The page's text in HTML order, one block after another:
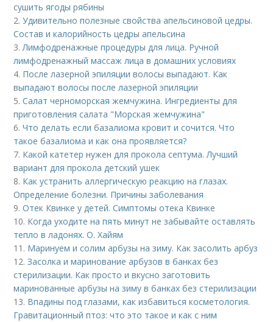
сушить ягоды рябины
2.Удивительно полезные свойства апельсиновой цедры.
Состав и калорийность цедры апельсина
3.Лимфодренажные процедуры для лица. Ручной
лимфодренажный массаж лица в домашних условиях
4. После лазерной эпиляции волосы выпадают. Как
выпадают волосы после лазерной эпиляции
5.Салат черноморская жемчужина. Ингредиенты для
приготовления салата "Морская жемчужина"
6.Что делать если базалиома кровит и сочится. Что
такое базалиома и как она проявляется?
7. Какой катетер нужен для прокола септума. Лучший
вариант для прокола детский ушек
8. Как устранить аллергическую реакцию на глазах.
Определение болезни. Причины заболевания
9.Отек Квинке у детей. Симптомы отека Квинке
10. Когда уходите на пять минут не забывайте оставлять
тепло в ладонях. О. Хайям
11. Маринуем и солим арбузы на зиму. Как засолить арбуз
12.Засолка и маринование арбузов в банках без
стерилизации. Как просто и вкусно заготовить
маринованные арбузы на зиму в банках без стерилизации
13. Впадины под глазами, как избавиться косметология.
Гравитационный птоз: что это такое и как с ним